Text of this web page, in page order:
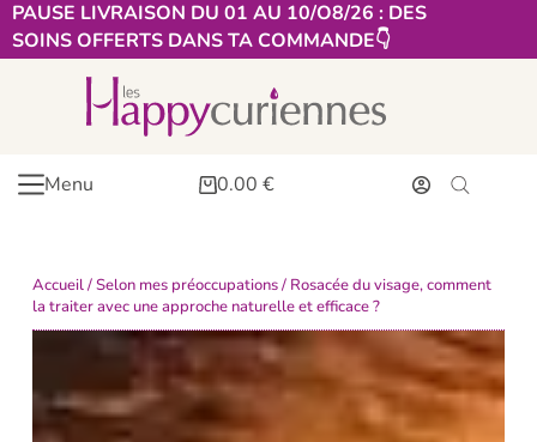
PAUSE LIVRAISON DU 01 AU 10/O8/26 : DES
SOINS OFFERTS DANS TA COMMANDE👇​
Menu 0.00 €
Accueil/Selon mes préoccupations/ Rosacée du visage, comment
la traiter avec une approche naturelle et efficace ?